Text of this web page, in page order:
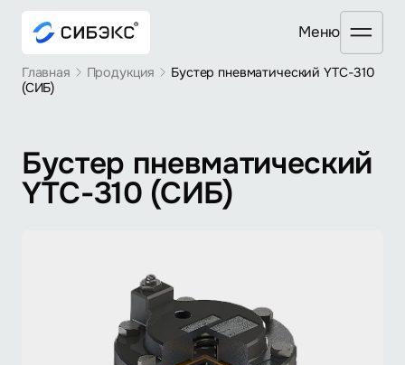
Mеню
Главная Продукция
Бустер пневматический YTC-310
(CИБ)
Бустер пневматический
YTC-310 (CИБ)